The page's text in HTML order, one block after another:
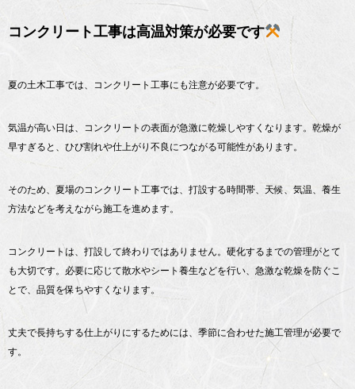
コンクリート工事は高温対策が必要です
夏の土木工事では、コンクリート工事にも注意が必要です。
気温が高い日は、コンクリートの表面が急激に乾燥しやすくなります。乾燥が
早すぎると、ひび割れや仕上がり不良につながる可能性があります。
そのため、夏場のコンクリート工事では、打設する時間帯、天候、気温、養生
方法などを考えながら施工を進めます。
コンクリートは、打設して終わりではありません。硬化するまでの管理がとて
も大切です。必要に応じて散水やシート養生などを行い、急激な乾燥を防ぐこ
とで、品質を保ちやすくなります。
丈夫で長持ちする仕上がりにするためには、季節に合わせた施工管理が必要で
す。